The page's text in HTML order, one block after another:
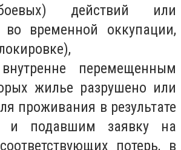
действий или
во временной оккупации,
перемещенным
жилье разрушено или
проживания в результате
и подавшим заявку на
потерь, в